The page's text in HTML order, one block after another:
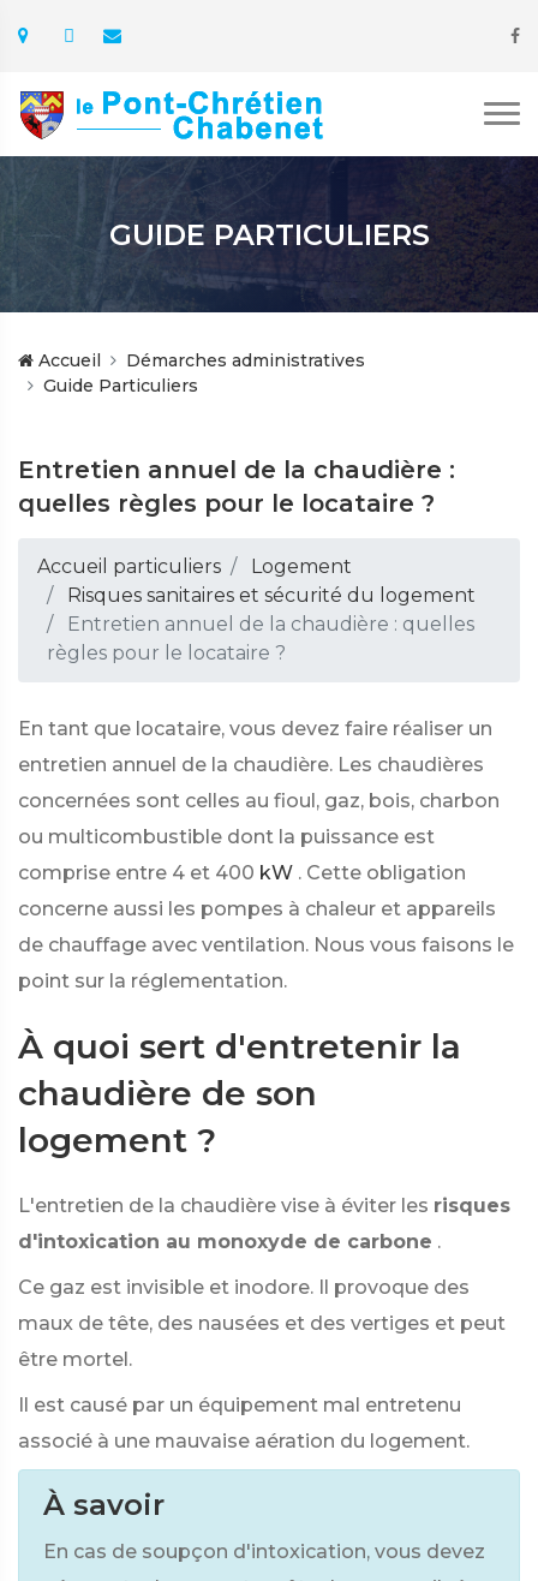
GUIDE PARTICULIERS
Accueil
Démarches administratives
Guide Particuliers
Entretien annuel de la chaudière :
quelles règles pour le locataire ?
Accueil particuliers
Logement
Risques sanitaires et sécurité du logement
Entretien annuel de la chaudière : quelles
règles pour le locataire ?
En tant que locataire, vous devez faire réaliser un
entretien annuel de la chaudière. Les chaudières
concernées sont celles au fioul, gaz, bois, charbon
ou multicombustible dont la puissance est
comprise entre 4 et 400 kW . Cette obligation
concerne aussi les pompes à chaleur et appareils
de chauffage avec ventilation. Nous vous faisons le
point sur la réglementation.
À quoi sert d'entretenir la
chaudière de son
logement ?
L'entretien de la chaudière vise à éviter les risques
d'intoxication au monoxyde de carbone .
Ce gaz est invisible et inodore. Il provoque des
maux de tête, des nausées et des vertiges et peut
être mortel.
Il est causé par un équipement mal entretenu
associé à une mauvaise aération du logement.
À savoir
En cas de soupçon d'intoxication, vous devez